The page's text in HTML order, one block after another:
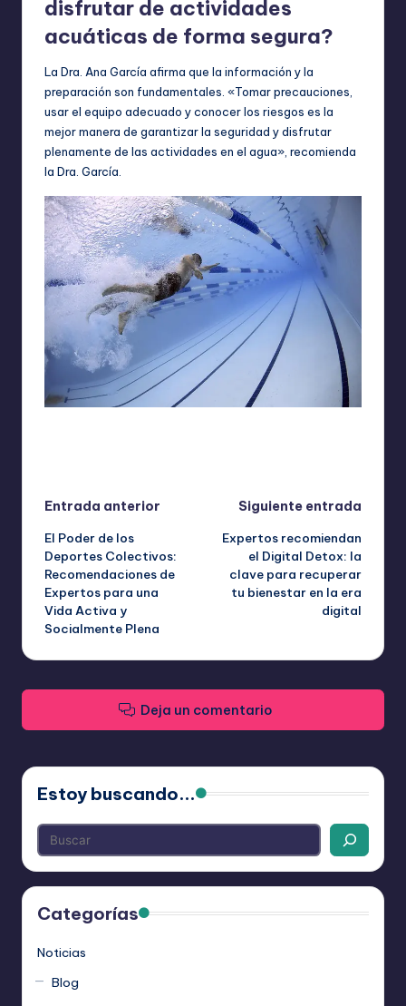
disfrutar de actividades
acuáticas de forma segura?
La Dra. Ana García afirma que la información y la
preparación son fundamentales. «Tomar precauciones,
usar el equipo adecuado y conocer los riesgos es la
mejor manera de garantizar la seguridad y disfrutar
plenamente de las actividades en el agua», recomienda
la Dra. García.
Navegación
de
entradas
Entrada anterior
El Poder de los
Deportes Colectivos:
Recomendaciones de
Expertos para una
Vida Activa y
Socialmente Plena
Siguiente entrada
Expertos recomiendan
el Digital Detox: la
clave para recuperar
tu bienestar en la era
digital
Deja un comentario
Estoy buscando...
Categorías
Noticias
Blog